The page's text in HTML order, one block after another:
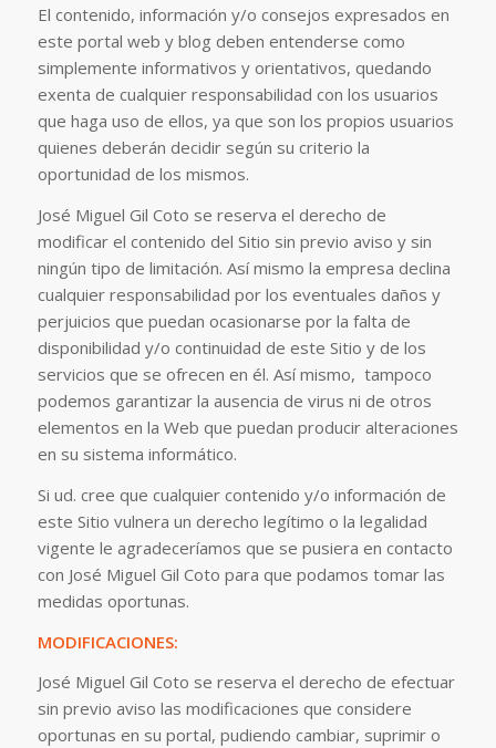
El contenido, información y/o consejos expresados en
este portal web y blog deben entenderse como
simplemente informativos y orientativos, quedando
exenta de cualquier responsabilidad con los usuarios
que haga uso de ellos, ya que son los propios usuarios
quienes deberán decidir según su criterio la
oportunidad de los mismos.
José Miguel Gil Coto se reserva el derecho de
modificar el contenido del Sitio sin previo aviso y sin
ningún tipo de limitación. Así mismo la empresa declina
cualquier responsabilidad por los eventuales daños y
perjuicios que puedan ocasionarse por la falta de
disponibilidad y/o continuidad de este Sitio y de los
servicios que se ofrecen en él. Así mismo, tampoco
podemos garantizar la ausencia de virus ni de otros
elementos en la Web que puedan producir alteraciones
en su sistema informático.
Si ud. cree que cualquier contenido y/o información de
este Sitio vulnera un derecho legítimo o la legalidad
vigente le agradeceríamos que se pusiera en contacto
con José Miguel Gil Coto para que podamos tomar las
medidas oportunas.
MODIFICACIONES:
José Miguel Gil Coto se reserva el derecho de efectuar
sin previo aviso las modificaciones que considere
oportunas en su portal, pudiendo cambiar, suprimir o